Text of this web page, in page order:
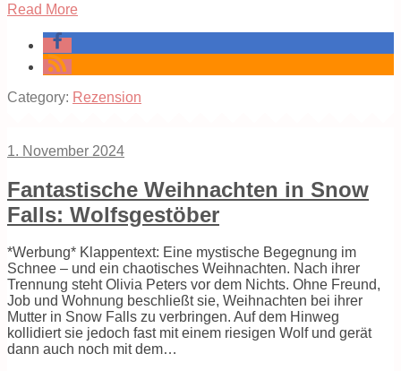
Read More
Category: Rezension
1. November 2024
Fantastische Weihnachten in Snow
Falls: Wolfsgestöber
*Werbung* Klappentext: Eine mystische Begegnung im
Schnee – und ein chaotisches Weihnachten. Nach ihrer
Trennung steht Olivia Peters vor dem Nichts. Ohne Freund,
Job und Wohnung beschließt sie, Weihnachten bei ihrer
Mutter in Snow Falls zu verbringen. Auf dem Hinweg
kollidiert sie jedoch fast mit einem riesigen Wolf und gerät
dann auch noch mit dem…